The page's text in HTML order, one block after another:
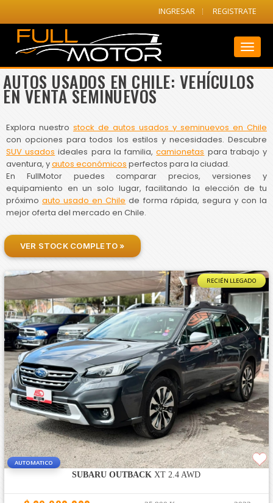
INGRESAR REGISTRATE
AUTOS USADOS EN CHILE: VEHÍCULOS
EN VENTA SEMINUEVOS
Explora nuestro stock de autos usados y seminuevos en Chile
con opciones para todos los estilos y necesidades. Descubre
SUV usados ideales para la familia,camionetas para trabajo y
aventura, yautos económicos perfectos para la ciudad.
En FullMotor puedes comparar precios, versiones y
equipamiento en un solo lugar, facilitando la elección de tu
próximoauto usado en Chile de forma rápida, segura y con la
mejor oferta del mercado en Chile.
VER STOCK COMPLETO »
RECIÉN LLEGADO
AUTOMATICO
SUBARU OUTBACK XT 2.4 AWD